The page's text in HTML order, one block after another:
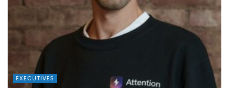
EXECUTIVES